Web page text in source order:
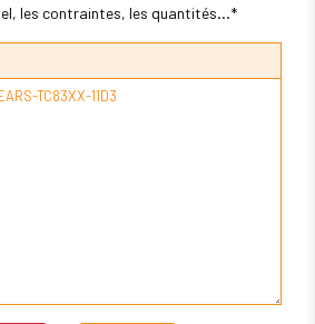
les contraintes, les quantités...*